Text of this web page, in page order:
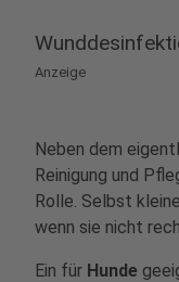
Anzeige
Neben dem
Reinigung und
Rolle. Selbst
wenn sie nicht
Ein für Hunde